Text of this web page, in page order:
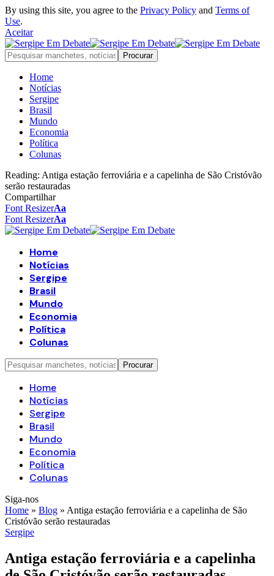
By using this site, you agree to the Privacy Policy and Terms of
Use.
Aceitar
Home
Notícias
Sergipe
Brasil
Mundo
Economia
Política
Colunas
Reading: Antiga estação ferroviária e a capelinha de São Cristóvão
serão restauradas
Compartilhar
Font ResizerAa
Font ResizerAa
Home
Notícias
Sergipe
Brasil
Mundo
Economia
Política
Colunas
Home
Notícias
Sergipe
Brasil
Mundo
Economia
Política
Colunas
Siga-nos
Home » Blog » Antiga estação ferroviária e a capelinha de São
Cristóvão serão restauradas
Sergipe
Antiga estação ferroviária e a capelinha